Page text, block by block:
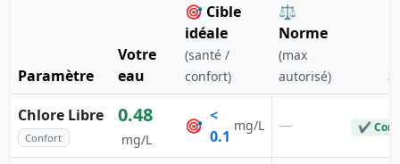
Paramètre
Votre
eau
🎯 Cible
idéale
(santé /
confort)
⚖️
Norme
(max
autorisé)
Chlore Libre
Confort
0.48
mg/L
🎯
<
0.1
mg/L — ✔